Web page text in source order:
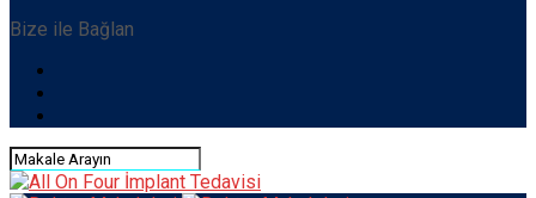
Bize ile Bağlan